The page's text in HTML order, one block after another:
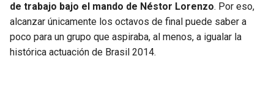
de trabajo bajo el mando de Néstor Lorenzo. Por eso,
alcanzar únicamente los octavos de final puede saber a
poco para un grupo que aspiraba, al menos, a igualar la
histórica actuación de Brasil 2014.